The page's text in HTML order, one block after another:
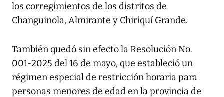
los corregimientos de los distritos de
Changuinola, Almirante y Chiriquí Grande.
También quedó sin efecto la Resolución No.
001-2025 del 16 de mayo, que estableció un
régimen especial de restricción horaria para
personas menores de edad en la provincia de